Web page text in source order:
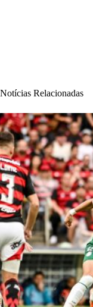
Notícias Relacionadas